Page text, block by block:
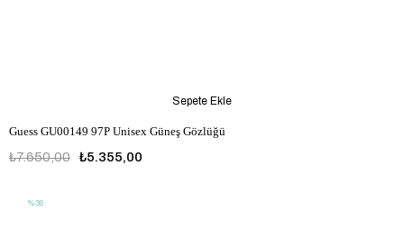
Guess GU00149 97P Unisex Güneş Gözlüğü
₺5.355,00
₺7.650,00
Sepete Ekle
%30